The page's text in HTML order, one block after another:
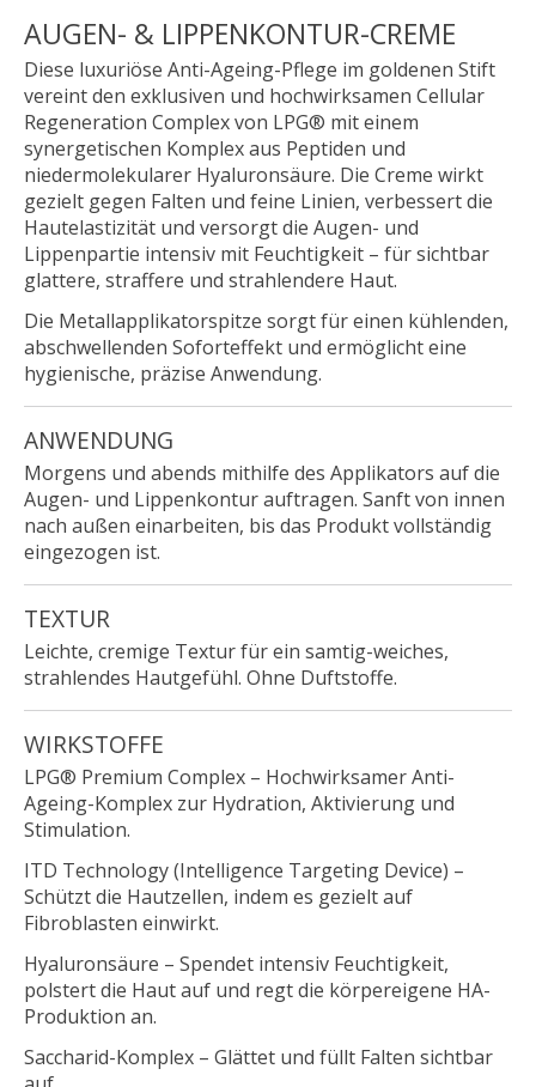
AUGEN- & LIPPENKONTUR-CREME
Diese luxuriöse Anti-Ageing-Pflege im goldenen Stift
vereint den exklusiven und hochwirksamen Cellular
Regeneration Complex von LPG® mit einem
synergetischen Komplex aus Peptiden und
niedermolekularer Hyaluronsäure. Die Creme wirkt
gezielt gegen Falten und feine Linien, verbessert die
Hautelastizität und versorgt die Augen- und
Lippenpartie intensiv mit Feuchtigkeit – für sichtbar
glattere, straffere und strahlendere Haut.
Die Metallapplikatorspitze sorgt für einen kühlenden,
abschwellenden Soforteffekt und ermöglicht eine
hygienische, präzise Anwendung.
ANWENDUNG
Morgens und abends mithilfe des Applikators auf die
Augen- und Lippenkontur auftragen. Sanft von innen
nach außen einarbeiten, bis das Produkt vollständig
eingezogen ist.
TEXTUR
Leichte, cremige Textur für ein samtig-weiches,
strahlendes Hautgefühl. Ohne Duftstoffe.
WIRKSTOFFE
LPG® Premium Complex – Hochwirksamer Anti-
Ageing-Komplex zur Hydration, Aktivierung und
Stimulation.
ITD Technology (Intelligence Targeting Device) –
Schützt die Hautzellen, indem es gezielt auf
Fibroblasten einwirkt.
Hyaluronsäure – Spendet intensiv Feuchtigkeit,
polstert die Haut auf und regt die körpereigene HA-
Produktion an.
Saccharid-Komplex – Glättet und füllt Falten sichtbar